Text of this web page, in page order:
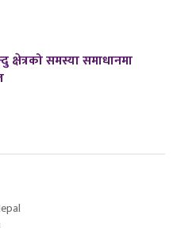
क्षेत्रको समस्या समाधानमा